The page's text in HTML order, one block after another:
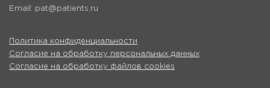
Email: pat@patients.ru
Политика конфиденциальности
Согласие на обработку персональных данных
Согласие на обработку файлов cookies